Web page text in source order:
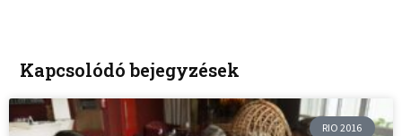
Kapcsolódó bejegyzések
RIO 2016